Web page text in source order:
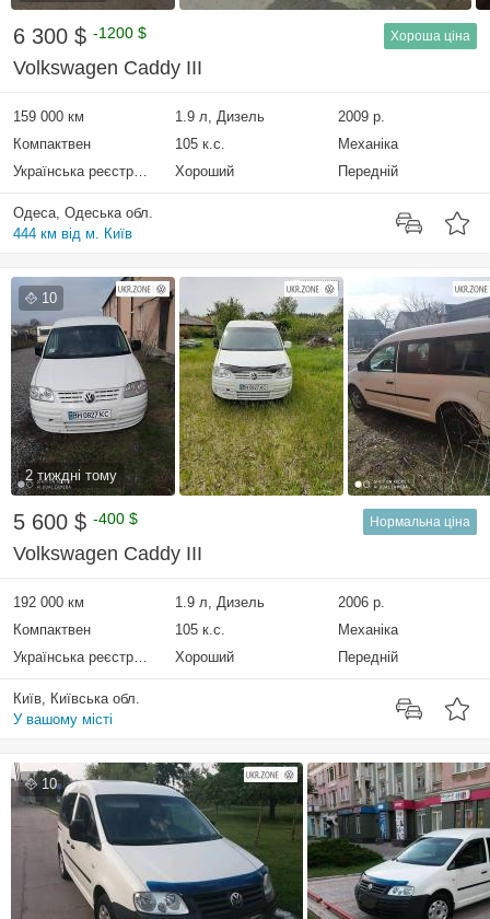
6 300 $ -1200 $ Хороша ціна
Volkswagen Caddy III
159 000 км 1.9 л, Дизель
2009 р.
Компактвен
105 к.с.
Механіка
Українська реєстрація
Хороший Передній
Одеса, Одеська обл.
444 км від м. Київ
10
2 тиждні тому
5 600 $ -400 $ Нормальна ціна
Volkswagen Caddy III
192 000 км 1.9 л, Дизель
2006 р.
Компактвен
105 к.с.
Механіка
Українська реєстрація
Хороший Передній
Київ, Київська обл.
У вашому місті
10